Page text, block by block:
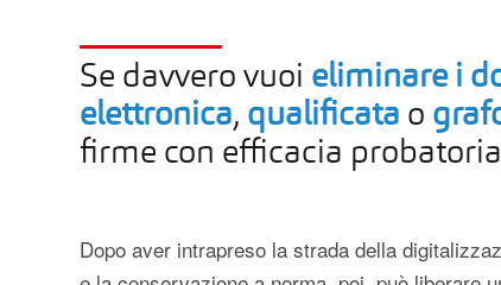
Se davvero vuoi eliminare i
elettronica, qualificata o
firme con efficacia probatoria
Dopo aver intrapreso la strada della